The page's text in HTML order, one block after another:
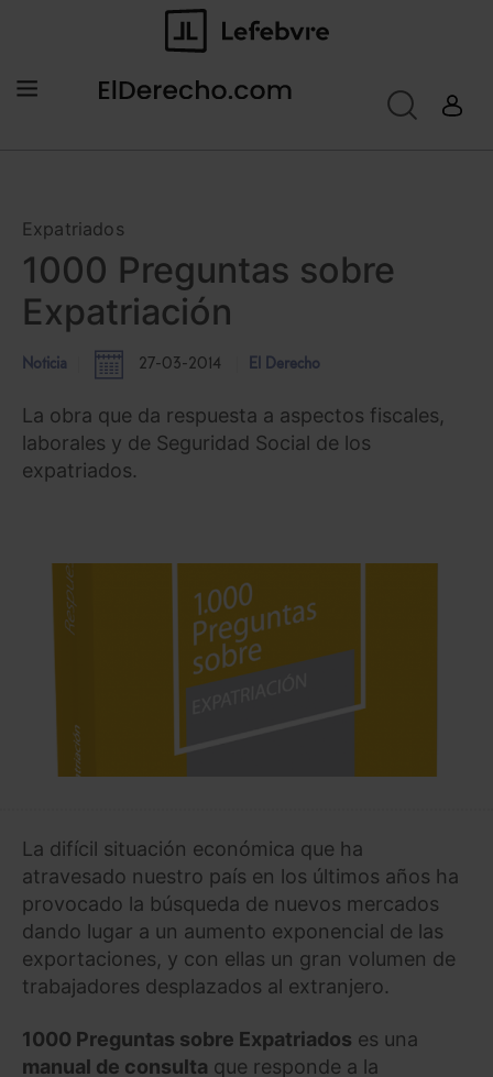
Expatriados
1000 Preguntas sobre
Expatriación
Noticia 27-03-2014 El Derecho
La obra que da respuesta a aspectos fiscales,
laborales y de Seguridad Social de los
expatriados.
La difícil situación económica que ha
atravesado nuestro país en los últimos años ha
provocado la búsqueda de nuevos mercados
dando lugar a un aumento exponencial de las
exportaciones, y con ellas un gran volumen de
trabajadores desplazados al extranjero.
1000 Preguntas sobre Expatriados es una
manual de consulta que responde a la